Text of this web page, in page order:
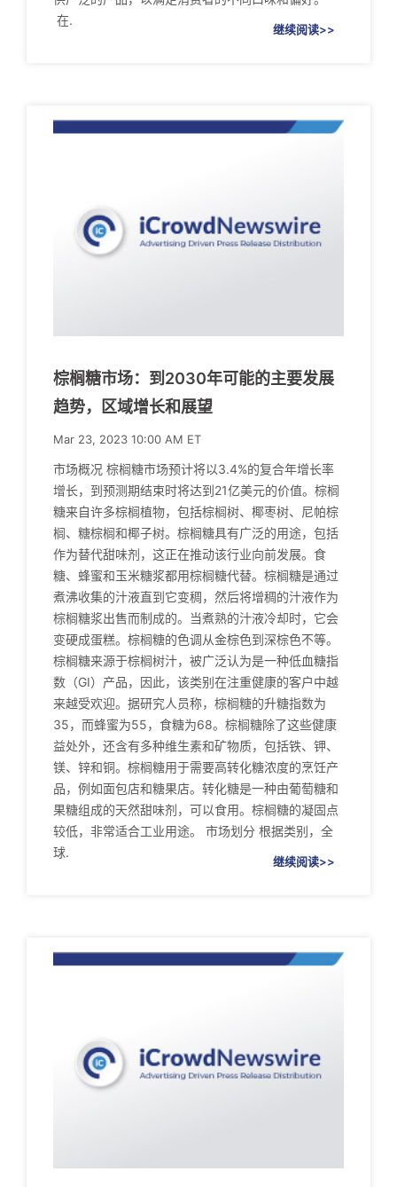
在.
继续阅读>>
棕榈糖市场：到2030年可能的主要发展
趋势，区域增长和展望
Mar 23, 2023 10:00 AM ET
市场概况 棕榈糖市场预计将以3.4%的复合年增长率
增长，到预测期结束时将达到21亿美元的价值。棕榈
糖来自许多棕榈植物，包括棕榈树、椰枣树、尼帕棕
榈、糖棕榈和椰子树。棕榈糖具有广泛的用途，包括
作为替代甜味剂，这正在推动该行业向前发展。食
糖、蜂蜜和玉米糖浆都用棕榈糖代替。棕榈糖是通过
煮沸收集的汁液直到它变稠，然后将增稠的汁液作为
棕榈糖浆出售而制成的。当煮熟的汁液冷却时，它会
变硬成蛋糕。棕榈糖的色调从金棕色到深棕色不等。
棕榈糖来源于棕榈树汁，被广泛认为是一种低血糖指
数（GI）产品，因此，该类别在注重健康的客户中越
来越受欢迎。据研究人员称，棕榈糖的升糖指数为
35，而蜂蜜为55，食糖为68。棕榈糖除了这些健康
益处外，还含有多种维生素和矿物质，包括铁、钾、
镁、锌和铜。棕榈糖用于需要高转化糖浓度的烹饪产
品，例如面包店和糖果店。转化糖是一种由葡萄糖和
果糖组成的天然甜味剂，可以食用。棕榈糖的凝固点
较低，非常适合工业用途。 市场划分 根据类别，全
球.
继续阅读>>